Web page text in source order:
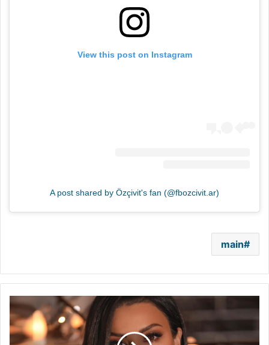
View this post on Instagram
A post shared by Özçivit's fan (@fbozcivit.ar)
main
بجائزة